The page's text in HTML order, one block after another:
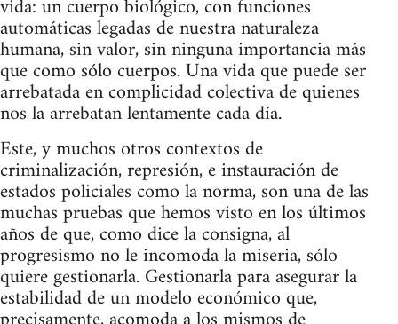
vida: un cuerpo biológico, con funciones
automáticas legadas de nuestra naturaleza
humana, sin valor, sin ninguna importancia más
que como sólo cuerpos. Una vida que puede ser
arrebatada en complicidad colectiva de quienes
nos la arrebatan lentamente cada día.
Este, y muchos otros contextos de
criminalización, represión, e instauración de
estados policiales como la norma, son una de las
muchas pruebas que hemos visto en los últimos
años de que, como dice la consigna, al
progresismo no le incomoda la miseria, sólo
quiere gestionarla. Gestionarla para asegurar la
estabilidad de un modelo económico que,